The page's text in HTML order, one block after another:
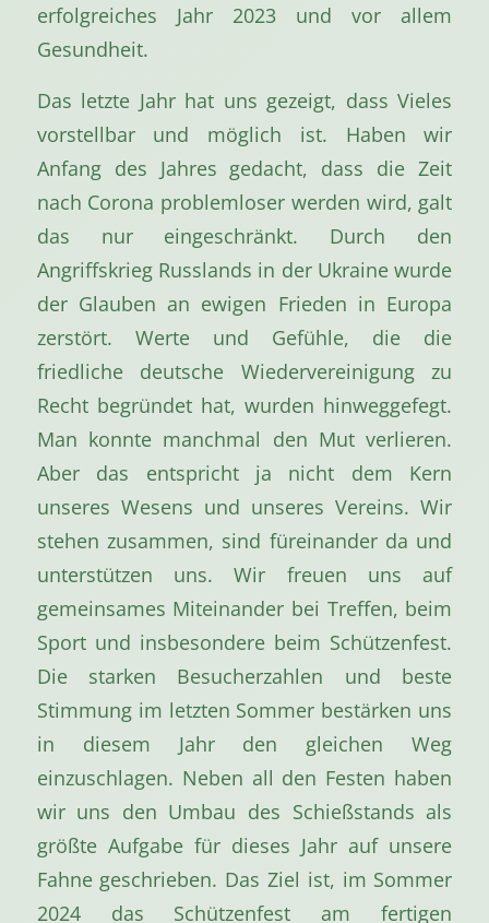
erfolgreiches Jahr 2023 und vor allem
Gesundheit.
Das letzte Jahr hat uns gezeigt, dass Vieles
vorstellbar und möglich ist. Haben wir
Anfang des Jahres gedacht, dass die Zeit
nach Corona problemloser werden wird, galt
das nur eingeschränkt. Durch den
Angriffskrieg Russlands in der Ukraine wurde
der Glauben an ewigen Frieden in Europa
zerstört. Werte und Gefühle, die die
friedliche deutsche Wiedervereinigung zu
Recht begründet hat, wurden hinweggefegt.
Man konnte manchmal den Mut verlieren.
Aber das entspricht ja nicht dem Kern
unseres Wesens und unseres Vereins. Wir
stehen zusammen, sind füreinander da und
unterstützen uns. Wir freuen uns auf
gemeinsames Miteinander bei Treffen, beim
Sport und insbesondere beim Schützenfest.
Die starken Besucherzahlen und beste
Stimmung im letzten Sommer bestärken uns
in diesem Jahr den gleichen Weg
einzuschlagen. Neben all den Festen haben
wir uns den Umbau des Schießstands als
größte Aufgabe für dieses Jahr auf unsere
Fahne geschrieben. Das Ziel ist, im Sommer
2024 das Schützenfest am fertigen